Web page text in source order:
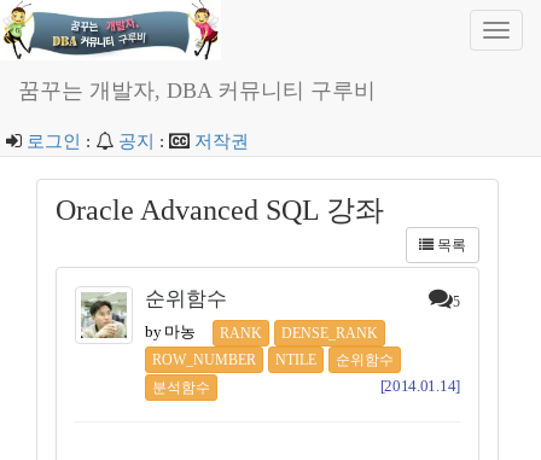
꿈꾸는 개발자, DBA 커뮤니티 구루비
로그인 : 공지 : 저작권
Oracle Advanced SQL 강좌
목록
순위함수 5
by 마농 RANK
DENSE_RANK
ROW_NUMBER
NTILE
순위함수
분석함수
[2014.01.14]